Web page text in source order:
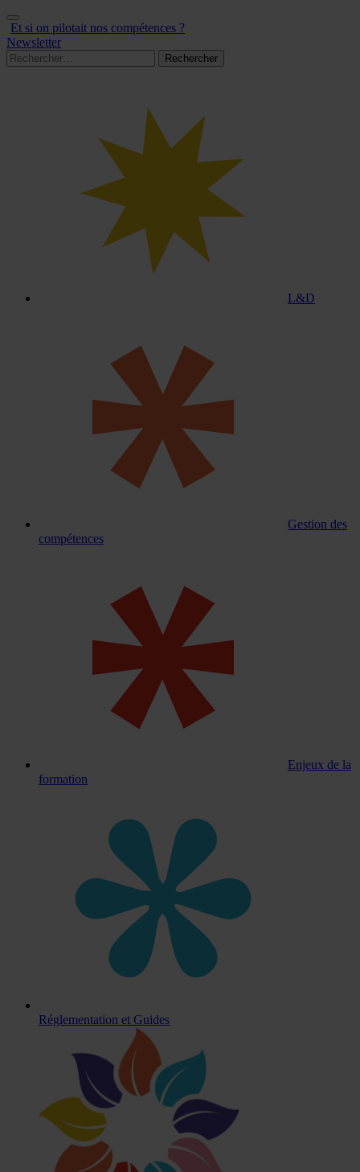
Aller
au
contenu
Et si on pilotait nos compétences ?
Newsletter
Rechercher :
L&D
Gestion des
compétences
Enjeux de la
formation
Réglementation et Guides